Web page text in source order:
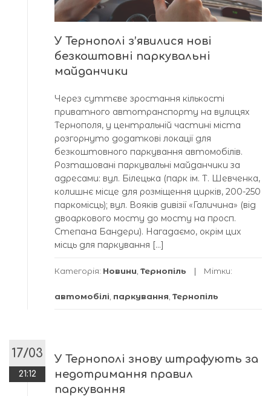
У Тернополі з’явилися нові
безкоштовні паркувальні
майданчики
Через суттєве зростання кількості
приватного автотранспорту на вулицях
Тернополя, у центральній частині міста
розгорнуто додаткові локації для
безкоштовного паркування автомобілів.
Розташовані паркувальні майданчики за
адресами: вул. Білецька (парк ім. Т. Шевченка,
колишнє місце для розміщення цирків, 200-250
паркомісць); вул. Вояків дивізії «Галичина» (від
двоаркового мосту до мосту на просп.
Степана Бандери). Нагадаємо, окрім цих
місць для паркування […]
Категорія: Новини Тернопіль Мітки:
автомобілі паркування Тернопіль
17/03
21:12
У Тернополі знову штрафують за
недотримання правил
паркування